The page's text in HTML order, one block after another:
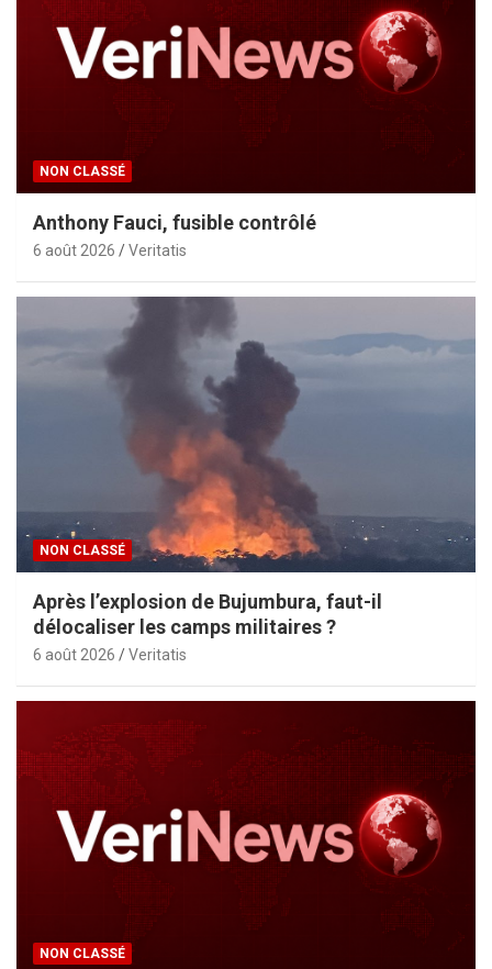
NON CLASSÉ
Anthony Fauci, fusible contrôlé
6 août 2026 Veritatis
NON CLASSÉ
Après l’explosion de Bujumbura, faut-il
délocaliser les camps militaires ?
6 août 2026 Veritatis
NON CLASSÉ